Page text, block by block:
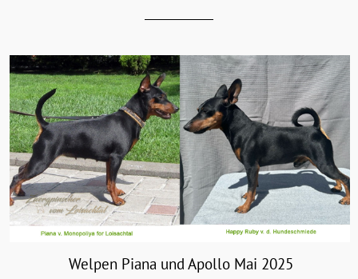
Welpen Piana und Apollo Mai 2025